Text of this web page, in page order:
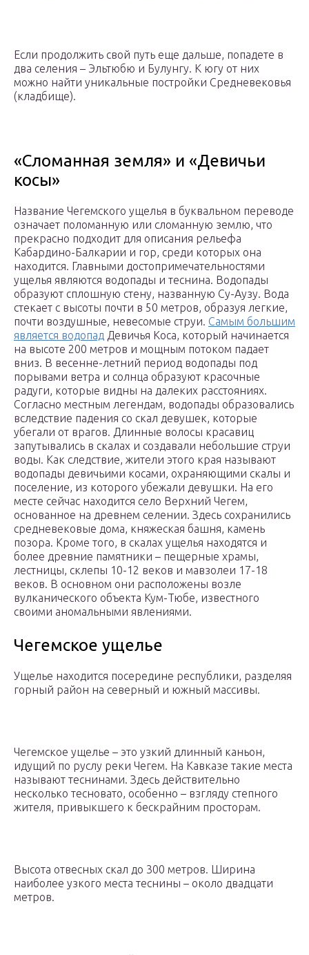
Если продолжить свой путь еще дальше, попадете в
два селения – Эльтюбю и Булунгу. К югу от них
можно найти уникальные постройки Средневековья
(кладбище).
«Сломанная земля» и «Девичьи
косы»
Название Чегемского ущелья в буквальном переводе
означает поломанную или сломанную землю, что
прекрасно подходит для описания рельефа
Кабардино-Балкарии и гор, среди которых она
находится. Главными достопримечательностями
ущелья являются водопады и теснина. Водопады
образуют сплошную стену, названную Су-Аузу. Вода
стекает с высоты почти в 50 метров, образуя легкие,
почти воздушные, невесомые струи. Самым большим
является водопад Девичья Коса, который начинается
на высоте 200 метров и мощным потоком падает
вниз. В весенне-летний период водопады под
порывами ветра и солнца образуют красочные
радуги, которые видны на далеких расстояниях.
Согласно местным легендам, водопады образовались
вследствие падения со скал девушек, которые
убегали от врагов. Длинные волосы красавиц
запутывались в скалах и создавали небольшие струи
воды. Как следствие, жители этого края называют
водопады девичьими косами, охраняющими скалы и
поселение, из которого убежали девушки. На его
месте сейчас находится село Верхний Чегем,
основанное на древнем селении. Здесь сохранились
средневековые дома, княжеская башня, камень
позора. Кроме того, в скалах ущелья находятся и
более древние памятники – пещерные храмы,
лестницы, склепы 10-12 веков и мавзолеи 17-18
веков. В основном они расположены возле
вулканического объекта Кум-Тюбе, известного
своими аномальными явлениями.
Чегемское ущелье
Ущелье находится посередине республики, разделяя
горный район на северный и южный массивы.
Чегемское ущелье – это узкий длинный каньон,
идущий по руслу реки Чегем. На Кавказе такие места
называют теснинами. Здесь действительно
несколько тесновато, особенно – взгляду степного
жителя, привыкшего к бескрайним просторам.
Высота отвесных скал до 300 метров. Ширина
наиболее узкого места теснины – около двадцати
метров.